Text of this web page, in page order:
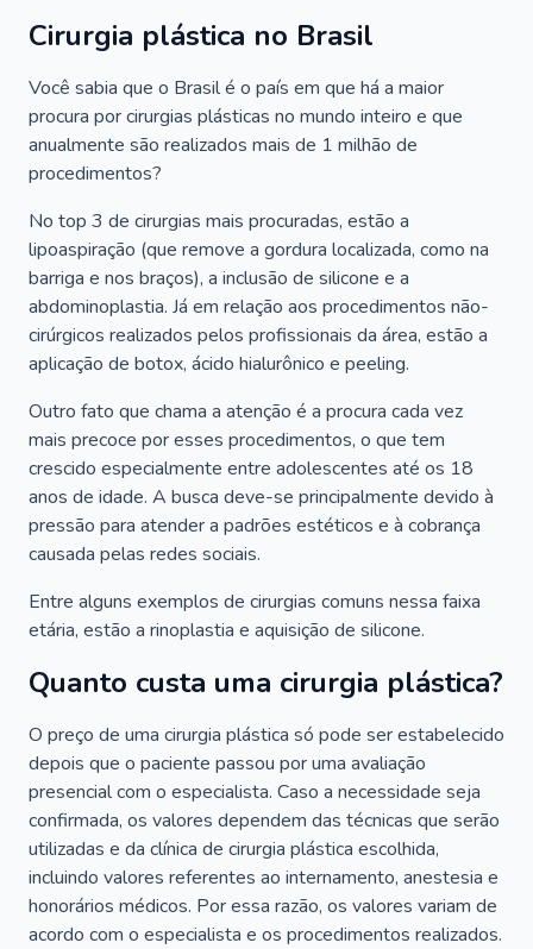
Cirurgia plástica no Brasil
Você sabia que o Brasil é o país em que há a maior
procura por cirurgias plásticas no mundo inteiro e que
anualmente são realizados mais de 1 milhão de
procedimentos?
No top 3 de cirurgias mais procuradas, estão a
lipoaspiração (que remove a gordura localizada, como na
barriga e nos braços), a inclusão de silicone e a
abdominoplastia. Já em relação aos procedimentos não-
cirúrgicos realizados pelos profissionais da área, estão a
aplicação de botox, ácido hialurônico e peeling.
Outro fato que chama a atenção é a procura cada vez
mais precoce por esses procedimentos, o que tem
crescido especialmente entre adolescentes até os 18
anos de idade. A busca deve-se principalmente devido à
pressão para atender a padrões estéticos e à cobrança
causada pelas redes sociais.
Entre alguns exemplos de cirurgias comuns nessa faixa
etária, estão a rinoplastia e aquisição de silicone.
Quanto custa uma cirurgia plástica?
O preço de uma cirurgia plástica só pode ser estabelecido
depois que o paciente passou por uma avaliação
presencial com o especialista. Caso a necessidade seja
confirmada, os valores dependem das técnicas que serão
utilizadas e da clínica de cirurgia plástica escolhida,
incluindo valores referentes ao internamento, anestesia e
honorários médicos. Por essa razão, os valores variam de
acordo com o especialista e os procedimentos realizados.